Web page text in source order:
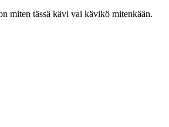
miten tässä kävi vai kävikö mitenkään.